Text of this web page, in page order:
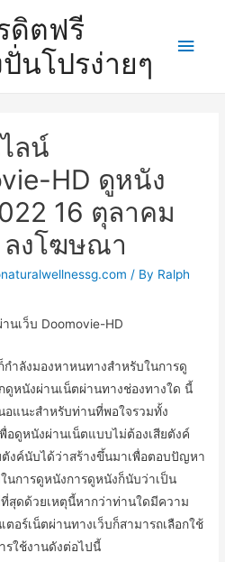
ดิตฟรี
นโปรง่ายๆ
Main
ลน์
HD ดูหนัง
16 ตุลาคม
งโฆษณา
/ By Ralph
นเว็บ Doomovie-HD
ำลังมองหาหนทางสำหรับในการดู
ดูหนังผ่านเน็ตผ่านทางช่องทางใด นี้
อแนะสำหรับท่านที่พอใจรวมทั้ง
อดูหนังผ่านเน็ตแบบไม่ต้องเสียตังค์
งค์นับได้ว่าสร้างขึ้นมาเพื่อตอบปัญหา
การดูหนังการดูหนังก็นับว่าเป็น
สุดด้วยเหตุนี้หากว่าท่านใดมีความ
อร์เน็ตผ่านทางเว็บก็สามารถเลือกใช้
รใช้งานดังต่อไปนี้